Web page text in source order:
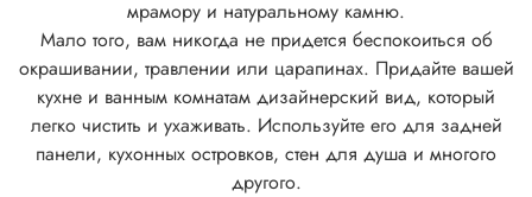
мрамору и натуральному камню.
Мало того, вам никогда не придется беспокоиться об
окрашивании, травлении или царапинах. Придайте вашей
кухне и ванным комнатам дизайнерский вид, который
легко чистить и ухаживать. Используйте его для задней
панели, кухонных островков, стен для душа и многого
другого.